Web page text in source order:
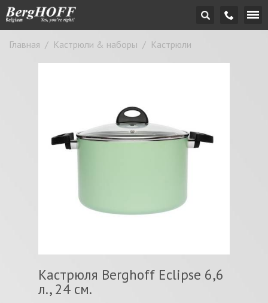
Главная / Кастрюли & наборы / Кастрюли
Кастрюля Berghoff Eclipse 6,6
л., 24 см.